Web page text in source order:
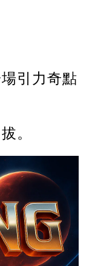
引力奇點
。